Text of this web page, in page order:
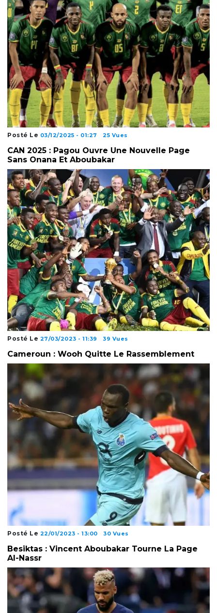
Posté Le 03/12/2025 - 01:27 25 Vues
CAN 2025 : Pagou Ouvre Une Nouvelle Page
Sans Onana Et Aboubakar
Posté Le 27/03/2023 - 11:39 39 Vues
Cameroun : Wooh Quitte Le Rassemblement
Posté Le 22/01/2023 - 13:00 30 Vues
Besiktas : Vincent Aboubakar Tourne La Page
Al-Nassr